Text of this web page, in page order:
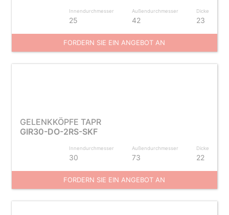
Innendurchmesser
25
Außendurchmesser
42
Dicke
23
FORDERN SIE EIN ANGEBOT AN
GELENKKÖPFE TAPR
GIR30-DO-2RS-SKF
Innendurchmesser
30
Außendurchmesser
73
Dicke
22
FORDERN SIE EIN ANGEBOT AN